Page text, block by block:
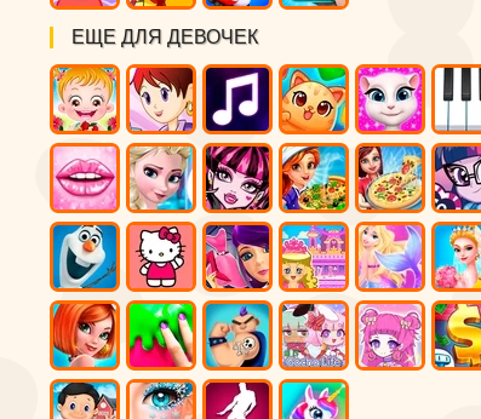
ЕЩЕ ДЛЯ ДЕВОЧЕК